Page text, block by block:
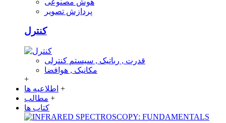
هوش مصنوعی
پردازش تصویر
کنترل
قدرت , رباتیک , سیستم کنترلی
مکانیک , هوافضا
+
اطلاعیه ها +
مطالب +
کتاب ها